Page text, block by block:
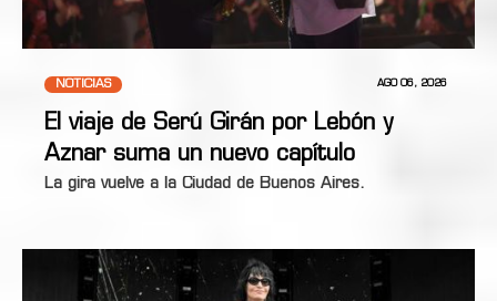
NOTICIAS AGO 06, 2026
El viaje de Serú Girán por Lebón y
Aznar suma un nuevo capítulo
La gira vuelve a la Ciudad de Buenos Aires.